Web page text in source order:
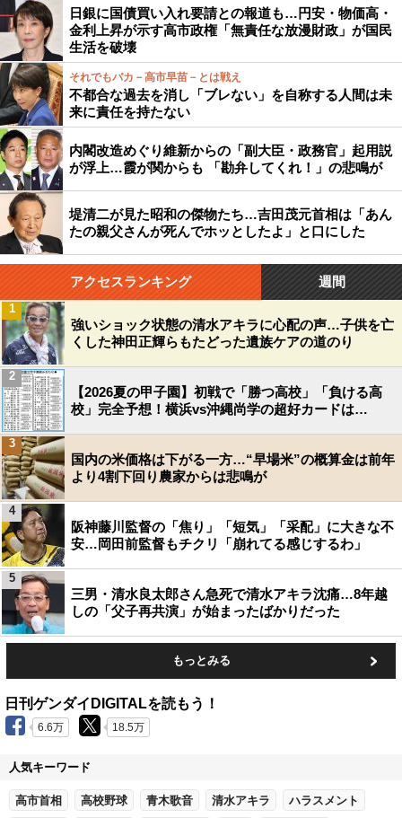
日銀に国債買い入れ要請との報道も…円安・物価高・
金利上昇が示す高市政権「無責任な放漫財政」が国民
生活を破壊
それでもバカ－高市早苗－とは戦え
不都合な過去を消し「ブレない」を自称する人間は未
来に責任を持たない
内閣改造めぐり維新からの「副大臣・政務官」起用説
が浮上…霞が関からも 「勘弁してくれ！」の悲鳴が
堤清二が見た昭和の傑物たち…吉田茂元首相は「あん
たの親父さんが死んでホッとしたよ」と口にした
アクセスランキング 週間
強いショック状態の清水アキラに心配の声…子供を亡
くした神田正輝らもたどった遺族ケアの道のり
1
【2026夏の甲子園】初戦で「勝つ高校」「負ける高
校」完全予想！横浜vs沖縄尚学の超好カードは…
2
国内の米価格は下がる一方…“早場米”の概算金は前年
より4割下回り農家からは悲鳴が
3
阪神藤川監督の「焦り」「短気」「采配」に大きな不
安…岡田前監督もチクリ「崩れてる感じするわ」
4
三男・清水良太郎さん急死で清水アキラ沈痛…8年越
しの「父子再共演」が始まったばかりだった
5
もっとみる
日刊ゲンダイDIGITALを読もう！
6.6万 18.5万
人気キーワード
高市首相 高校野球 青木歌音 清水アキラ ハラスメント